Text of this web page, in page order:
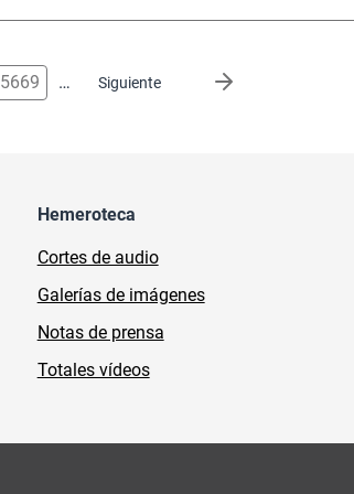
5669 … Siguiente
Siguiente página
Hemeroteca
Cortes de audio
Galerías de imágenes
Notas de prensa
Totales vídeos